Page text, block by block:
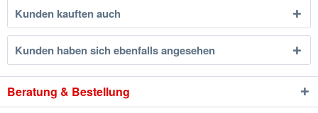
Kunden kauften auch
Kunden haben sich ebenfalls angesehen
Beratung & Bestellung